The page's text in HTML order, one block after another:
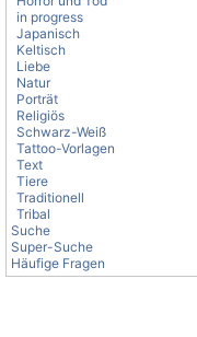
in progress
Japanisch
Keltisch
Liebe
Natur
Porträt
Religiös
Schwarz-Weiß
Tattoo-Vorlagen
Text
Tiere
Traditionell
Tribal
Suche
Super-Suche
Häufige Fragen